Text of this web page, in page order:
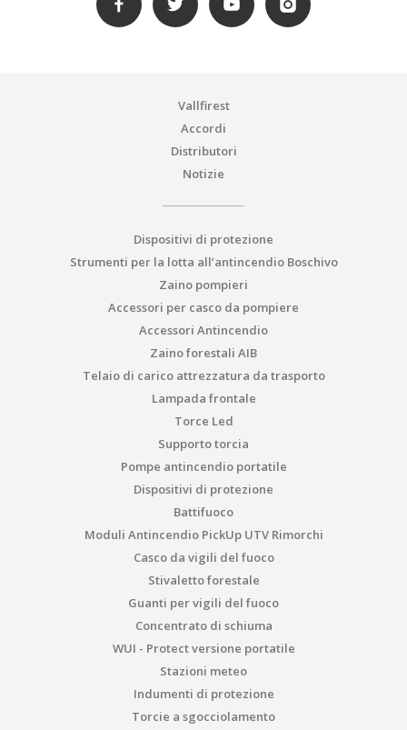
Vallfirest
Accordi
Distributori
Notizie
Dispositivi di protezione
Strumenti per la lotta all’antincendio Boschivo
Zaino pompieri
Accessori per casco da pompiere
Accessori Antincendio
Zaino forestali AIB
Telaio di carico attrezzatura da trasporto
Lampada frontale
Torce Led
Supporto torcia
Pompe antincendio portatile
Dispositivi di protezione
Battifuoco
Moduli Antincendio PickUp UTV Rimorchi
Casco da vigili del fuoco
Stivaletto forestale
Guanti per vigili del fuoco
Concentrato di schiuma
WUI - Protect versione portatile
Stazioni meteo
Indumenti di protezione
Torcie a sgocciolamento